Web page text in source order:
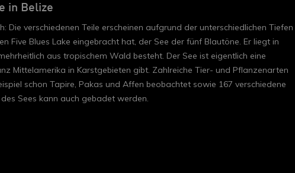
in Belize
Die verschiedenen Teile erscheinen aufgrund der unterschiedlichen Tiefen
Five Blues Lake eingebracht hat, der See der fünf Blautöne. Er liegt in
aus tropischem Wald besteht. Der See ist eigentlich eine
Mittelamerika in Karstgebieten gibt. Zahlreiche Tier- und Pflanzenarten
schon Tapire, Pakas und Affen beobachtet sowie 167 verschiedene
Sees kann auch gebadet werden.